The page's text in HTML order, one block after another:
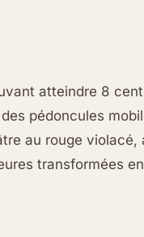
atteindre 8
pédoncules
au rouge
transformées